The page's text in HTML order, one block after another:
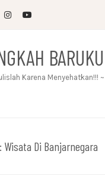
Karena Menyehatkan!!! ~
Wisata Di Banjarnegara